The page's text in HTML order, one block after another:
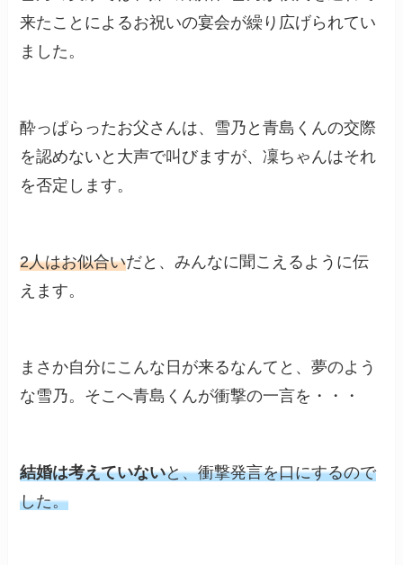
来たことによるお祝いの宴会が繰り広げられてい
ました。
酔っぱらったお父さんは、雪乃と青島くんの交際
を認めないと大声で叫びますが、凜ちゃんはそれ
を否定します。
2人はお似合いだと、みんなに聞こえるように伝
えます。
まさか自分にこんな日が来るなんてと、夢のよう
な雪乃。そこへ青島くんが衝撃の一言を・・・
結婚は考えていないと、衝撃発言を口にするので
した。